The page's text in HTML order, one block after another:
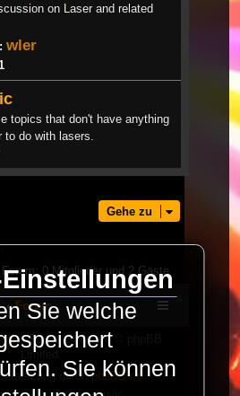
on Laser and related
wler
topics that don't have anything
to do with lasers.
Gehe zu
0 Mitglieder und 2 Gäste
Forum
® Forum Software © phpBB
Limited
durchphpBB.de
Sie welche
Sie können